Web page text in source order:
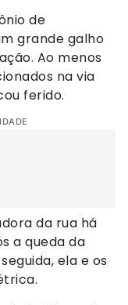
de
grande galho
Ao menos
na via
ferido.
da rua há
a queda da
ela e os